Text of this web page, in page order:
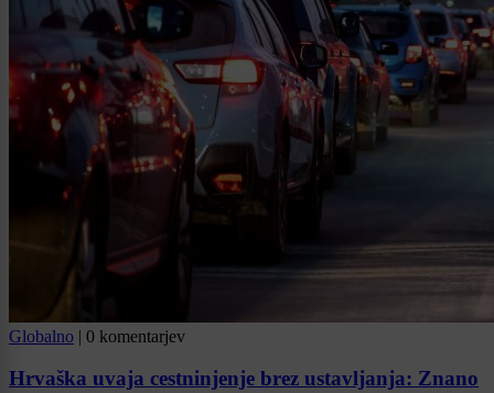
Globalno | 0 komentarjev
Hrvaška uvaja cestninjenje brez ustavljanja: Znano